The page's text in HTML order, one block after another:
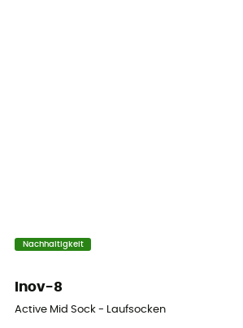
Nachhaltigkeit
Inov-8
Active Mid Sock - Laufsocken